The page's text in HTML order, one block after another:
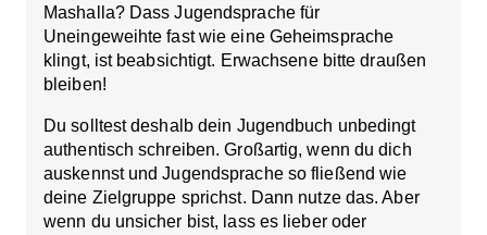
Mashalla? Dass Jugendsprache für
Uneingeweihte fast wie eine Geheimsprache
klingt, ist beabsichtigt. Erwachsene bitte draußen
bleiben!
Du solltest deshalb dein Jugendbuch unbedingt
authentisch schreiben. Großartig, wenn du dich
auskennst und Jugendsprache so fließend wie
deine Zielgruppe sprichst. Dann nutze das. Aber
wenn du unsicher bist, lass es lieber oder